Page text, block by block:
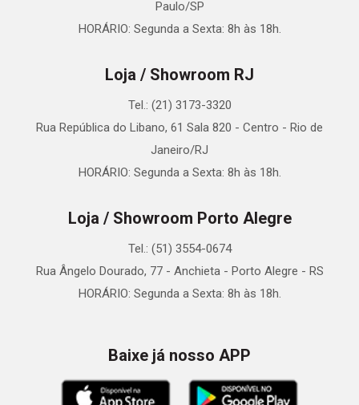
Paulo/SP
HORÁRIO: Segunda a Sexta: 8h às 18h.
Loja / Showroom RJ
Tel.: (21) 3173-3320
Rua República do Libano, 61 Sala 820 - Centro - Rio de
Janeiro/RJ
HORÁRIO: Segunda a Sexta: 8h às 18h.
Loja / Showroom Porto Alegre
Tel.: (51) 3554-0674
Rua Ângelo Dourado, 77 - Anchieta - Porto Alegre - RS
HORÁRIO: Segunda a Sexta: 8h às 18h.
Baixe já nosso APP